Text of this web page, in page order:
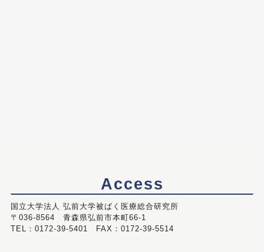
Access
国立大学法人 弘前大学被ばく医療総合研究所
〒036-8564 青森県弘前市本町66-1
TEL：0172-39-5401 FAX：0172-39-5514